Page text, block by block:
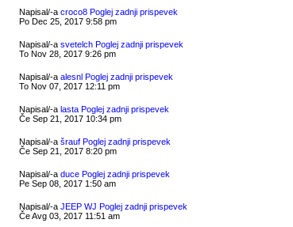
Napisal/-a croco8 Poglej zadnji prispevek
Po Dec 25, 2017 9:58 pm
Napisal/-a svetelch Poglej zadnji prispevek
To Nov 28, 2017 9:26 pm
Napisal/-a alesnl Poglej zadnji prispevek
To Nov 07, 2017 12:11 pm
Napisal/-a lasta Poglej zadnji prispevek
Če Sep 21, 2017 10:34 pm
Napisal/-a šrauf Poglej zadnji prispevek
Če Sep 21, 2017 8:20 pm
Napisal/-a duce Poglej zadnji prispevek
Pe Sep 08, 2017 1:50 am
Napisal/-a JEEP WJ Poglej zadnji prispevek
Če Avg 03, 2017 11:51 am